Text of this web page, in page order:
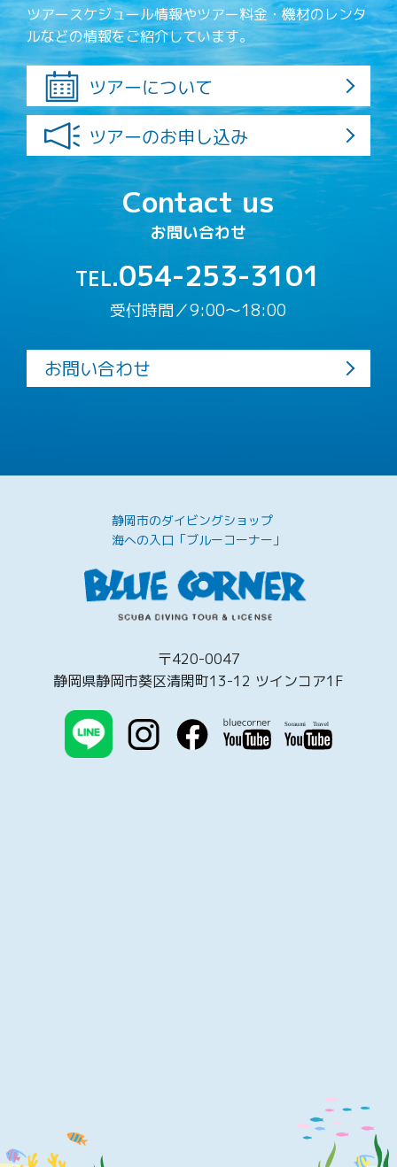
ツアースケジュール情報やツアー料金・機材のレンタ
ルなどの情報をご紹介しています。
ツアーについて
ツアーのお申し込み
Contact us
お問い合わせ
TEL.054-253-3101
受付時間／9:00〜18:00
お問い合わせ
静岡市のダイビングショップ
海への入口「ブルーコーナー」
〒420-0047
静岡県静岡市葵区清閑町13-12 ツインコア1F